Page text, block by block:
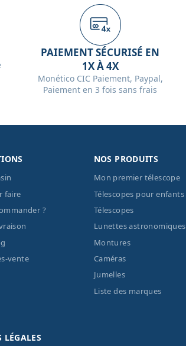
PAIEMENT SÉCURISÉ EN
1X À 4X
Monético CIC Paiement, Paypal,
Paiement en 3 fois sans frais
faire
?
vente
NOS PRODUITS
Mon premier télescope
Télescopes pour enfants
Télescopes
Lunettes astronomiques
Montures
Caméras
Jumelles
Liste des marques
LÉGALES